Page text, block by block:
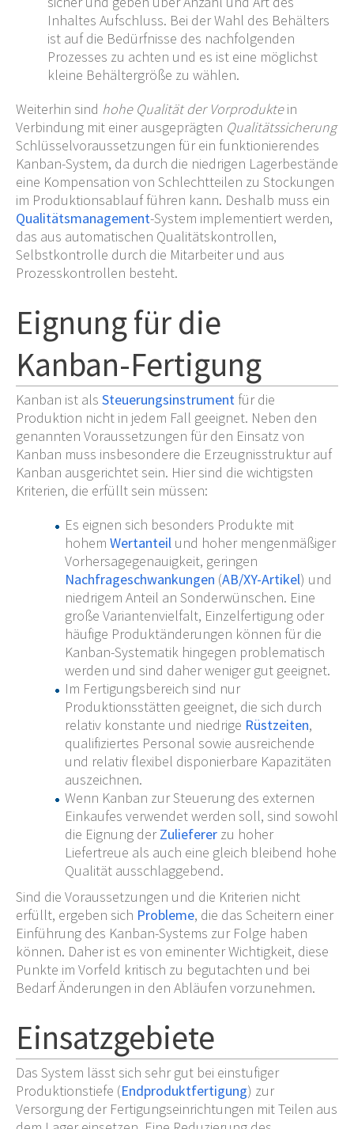
Inhaltes Aufschluss. Bei der Wahl des Behälters
ist auf die Bedürfnisse des nachfolgenden
Prozesses zu achten und es ist eine möglichst
kleine Behältergröße zu wählen.
Weiterhin sind hohe Qualität der Vorproduktein
Verbindung mit einer ausgeprägten Qualitätssicherung
Schlüsselvoraussetzungen für ein funktionierendes
Kanban-System, da durch die niedrigen Lagerbestände
eine Kompensation von Schlechtteilen zu Stockungen
im Produktionsablauf führen kann. Deshalb muss ein
Qualitätsmanagement-System implementiert werden,
das aus automatischen Qualitätskontrollen,
Selbstkontrolle durch die Mitarbeiter und aus
Prozesskontrollen besteht.
Eignung für die
Kanban-Fertigung
Kanban ist als Steuerungsinstrument für die
Produktion nicht in jedem Fall geeignet. Neben den
genannten Voraussetzungen für den Einsatz von
Kanban muss insbesondere die Erzeugnisstruktur auf
Kanban ausgerichtet sein. Hier sind die wichtigsten
Kriterien, die erfüllt sein müssen:
Es eignen sich besonders Produkte mit
hohem Wertanteilund hoher mengenmäßiger
Vorhersagegenauigkeit, geringen
Nachfrageschwankungen (AB/XY-Artikel) und
niedrigem Anteil an Sonderwünschen. Eine
große Variantenvielfalt, Einzelfertigung oder
häufige Produktänderungen können für die
Kanban-Systematik hingegen problematisch
werden und sind daher weniger gut geeignet.
Im Fertigungsbereich sind nur
Produktionsstätten geeignet, die sich durch
relativ konstante und niedrige Rüstzeiten,
qualifiziertes Personal sowie ausreichende
und relativ flexibel disponierbare Kapazitäten
auszeichnen.
Wenn Kanban zur Steuerung des externen
Einkaufes verwendet werden soll, sind sowohl
die Eignung derZuliefererzu hoher
Liefertreue als auch eine gleich bleibend hohe
Qualität ausschlaggebend.
Sind die Voraussetzungen und die Kriterien nicht
erfüllt, ergeben sich Probleme, die das Scheitern einer
Einführung des Kanban-Systems zur Folge haben
können. Daher ist es von eminenter Wichtigkeit, diese
Punkte im Vorfeld kritisch zu begutachten und bei
Bedarf Änderungen in den Abläufen vorzunehmen.
Einsatzgebiete
Das System lässt sich sehr gut bei einstufiger
Produktionstiefe (Endproduktfertigung) zur
Versorgung der Fertigungseinrichtungen mit Teilen aus